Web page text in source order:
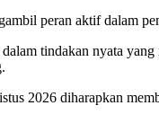
peran aktif dalam
tindakan nyata
2026 diharapkan